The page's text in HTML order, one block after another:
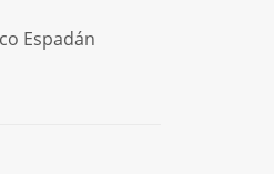
Espadán